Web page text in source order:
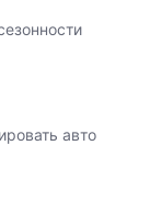
авто